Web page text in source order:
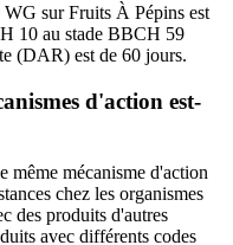
sur Fruits À Pépins est
10 au stade BBCH 59
(DAR) est de 60 jours.
d'action est-
même mécanisme d'action
chez les organismes
des produits d'autres
avec différents codes